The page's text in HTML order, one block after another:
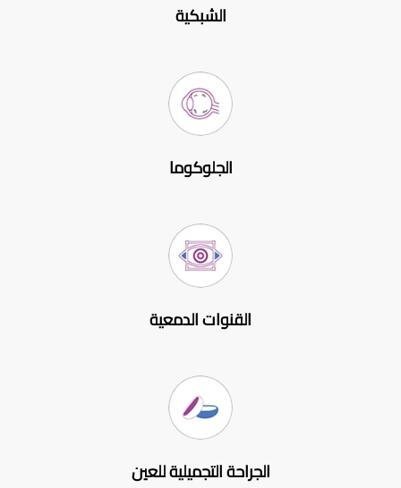
الشبكية
الجلوكوما
القنوات الدمعية
الجراحة التجميلية للعين